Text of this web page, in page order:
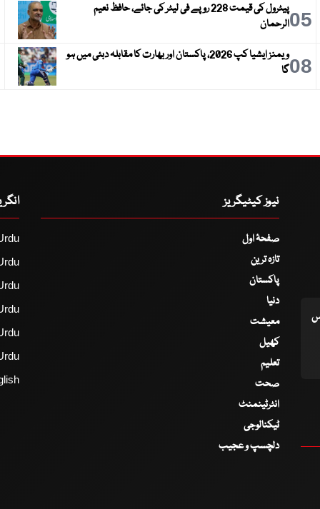
05
پیٹرول کی قیمت 228 روپے فی لیٹر کی جائے، حافظ نعیم
الرحمان
08
ویمنز ایشیا کپ 2026، پاکستان اور بھارت کا مقابلہ دبئی میں ہو
گا
نیوز کیٹیگریز
صفحۂ اول
تازہ ترین
پاکستان
دنیا
معیشت
کھیل
تعلیم
صحت
انٹرٹینمنٹ
ٹیکنالوجی
دلچسپ و عجیب